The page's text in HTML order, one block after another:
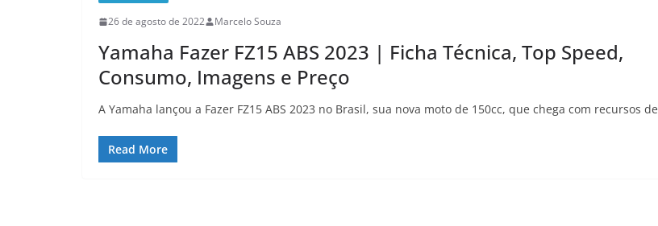
26 de agosto de 2022 Marcelo Souza
Yamaha Fazer FZ15 ABS 2023 | Ficha Técnica, Top Speed,
Consumo, Imagens e Preço
A Yamaha lançou a Fazer FZ15 ABS 2023 no Brasil, sua nova moto de 150cc, que chega com recursos de
Read More